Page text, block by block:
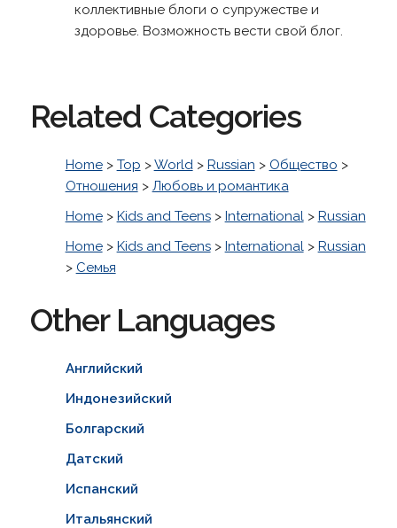
коллективные блоги о супружестве и
здоровье. Возможность вести свой блог.
Related Categories
Home> Top >World> Russian > Общество >
Отношения > Любовь и романтика
Home> Kids and Teens> International> Russian
Home> Kids and Teens> International> Russian
> Семья
Other Languages
Английский
Индонезийский
Болгарский
Датский
Испанский
Итальянский